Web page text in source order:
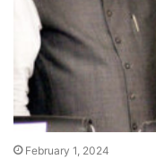
February 1, 2024